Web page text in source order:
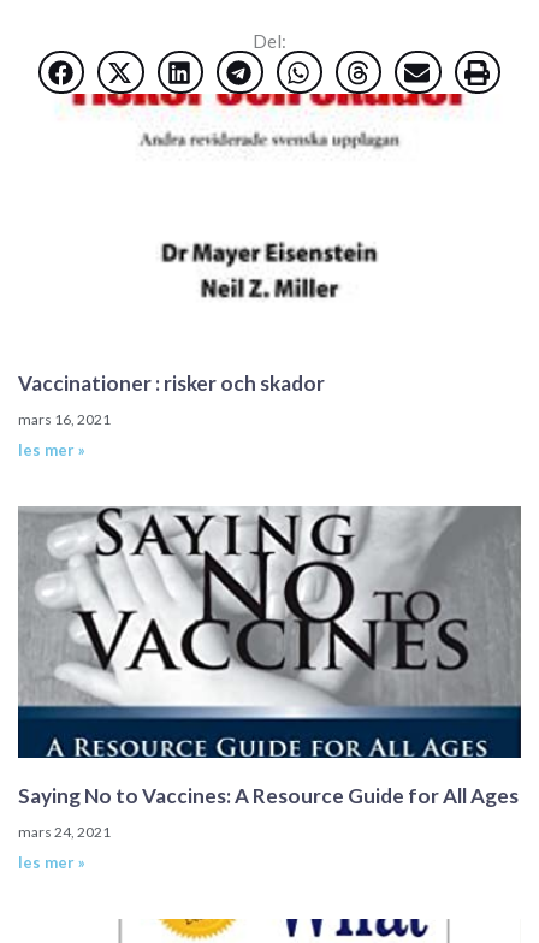
Del:
Vaccinationer : risker och skador
mars 16, 2021
les mer »
Saying No to Vaccines: A Resource Guide for All Ages
mars 24, 2021
les mer »